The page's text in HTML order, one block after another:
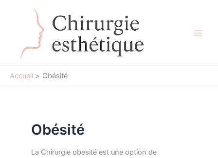
Accueil Obésité
Obésité
La Chirurgie obesité est une option de